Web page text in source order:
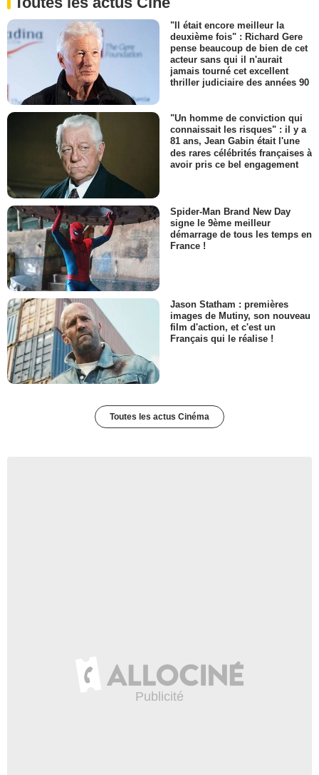
"Il était encore meilleur la
deuxième fois" : Richard Gere
pense beaucoup de bien de cet
acteur sans qui il n'aurait
jamais tourné cet excellent
thriller judiciaire des années 90
"Un homme de conviction qui
connaissait les risques" : il y a
81 ans, Jean Gabin était l'une
des rares célébrités françaises à
avoir pris ce bel engagement
Spider-Man Brand New Day
signe le 9ème meilleur
démarrage de tous les temps en
France !
Jason Statham : premières
images de Mutiny, son nouveau
film d'action, et c'est un
Français qui le réalise !
Toutes les actus Cinéma